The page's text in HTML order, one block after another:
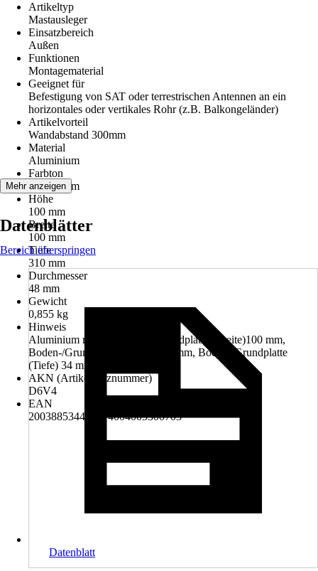
Artikeltyp
Mastausleger
Einsatzbereich
Außen
Funktionen
Montagematerial
Geeignet für
Befestigung von SAT oder terrestrischen Antennen an ein
horizontales oder vertikales Rohr (z.B. Balkongeländer)
Artikelvorteil
Wandabstand 300mm
Material
Aluminium
Farbton
Aluminium
Höhe
100 mm
Breite
100 mm
Tiefe
310 mm
Durchmesser
48 mm
Gewicht
0,855 kg
Hinweis
Aluminium rostfrei, Boden-/Grundplatte (Breite)100 mm,
Boden-/Grundplatte (Höhe) 100 mm, Boden-/Grundplatte
(Tiefe) 34 mm
AKN (Artikelkurznummer)
D6V4
EAN
2003885344007, 4004005300703
Mehr anzeigen
Datenblätter
Bereich überspringen
Datenblatt